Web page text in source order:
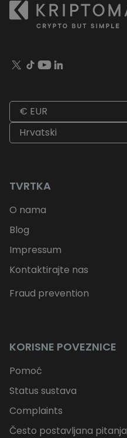
€ EUR
Hrvatski
TVRTKA
O nama
Blog
Impressum
Kontaktirajte nas
Fraud prevention
KORISNE POVEZNICE
Pomoć
Status sustava
Complaints
Često postavljana pitanja